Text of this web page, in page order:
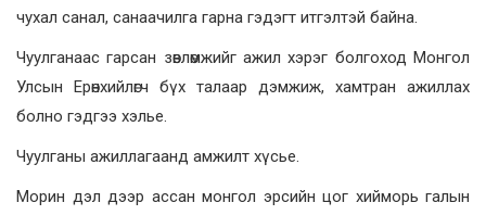
чухал санал, санаачилга гарна гэдэгт итгэлтэй байна.
Чуулганаас гарсан зөвлөмжийг ажил хэрэг болгоход Монгол
Улсын Ерөнхийлөгч бүх талаар дэмжиж, хамтран ажиллах
болно гэдгээ хэлье.
Чуулганы ажиллагаанд амжилт хүсье.
Морин дэл дээр ассан монгол эрсийн цог хийморь галын